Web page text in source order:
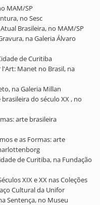
MAM/SP
no Sesc
Brasileira, no MAM/SP
na Galeria Álvaro
de Curitiba
l'Art: Manet no Brasil, na
na Galeria Millan
do século XX , no
arte brasileira
e as Formas: arte
de Curitiba, na Fundação
XIX e XX nas Coleções
Cultural da Unifor
Sentença, no Museu